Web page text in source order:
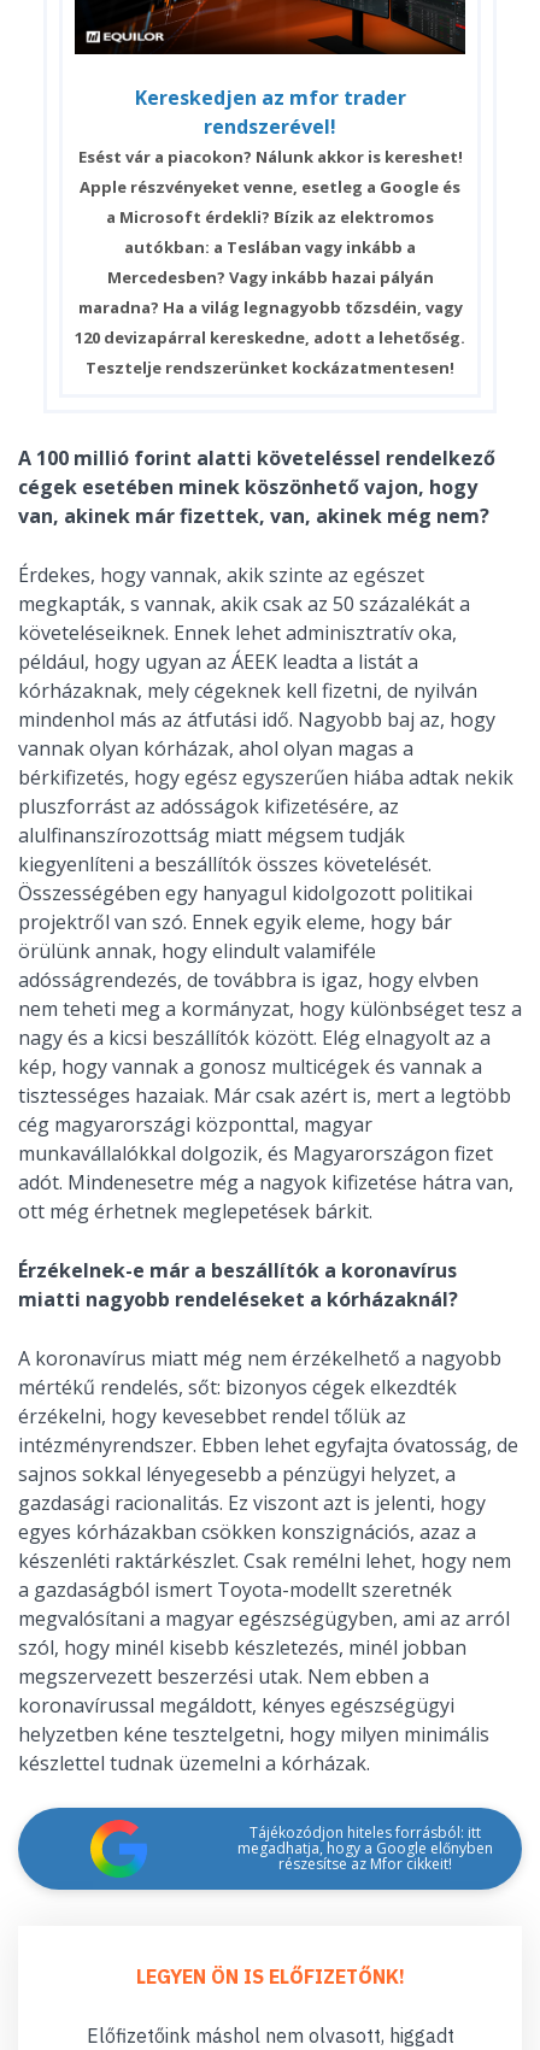
Kereskedjen az mfor trader
rendszerével!
Esést vár a piacokon? Nálunk akkor is kereshet!
Apple részvényeket venne, esetleg a Google és
a Microsoft érdekli? Bízik az elektromos
autókban: a Teslában vagy inkább a
Mercedesben? Vagy inkább hazai pályán
maradna? Ha a világ legnagyobb tőzsdéin, vagy
120 devizapárral kereskedne, adott a lehetőség.
Tesztelje rendszerünket kockázatmentesen!
A 100 millió forint alatti követeléssel rendelkező
cégek esetében minek köszönhető vajon, hogy
van, akinek már fizettek, van, akinek még nem?
Érdekes, hogy vannak, akik szinte az egészet
megkapták, s vannak, akik csak az 50 százalékát a
követeléseiknek. Ennek lehet adminisztratív oka,
például, hogy ugyan az ÁEEK leadta a listát a
kórházaknak, mely cégeknek kell fizetni, de nyilván
mindenhol más az átfutási idő. Nagyobb baj az, hogy
vannak olyan kórházak, ahol olyan magas a
bérkifizetés, hogy egész egyszerűen hiába adtak nekik
pluszforrást az adósságok kifizetésére, az
alulfinanszírozottság miatt mégsem tudják
kiegyenlíteni a beszállítók összes követelését.
Összességében egy hanyagul kidolgozott politikai
projektről van szó. Ennek egyik eleme, hogy bár
örülünk annak, hogy elindult valamiféle
adósságrendezés, de továbbra is igaz, hogy elvben
nem teheti meg a kormányzat, hogy különbséget tesz a
nagy és a kicsi beszállítók között. Elég elnagyolt az a
kép, hogy vannak a gonosz multicégek és vannak a
tisztességes hazaiak. Már csak azért is, mert a legtöbb
cég magyarországi központtal, magyar
munkavállalókkal dolgozik, és Magyarországon fizet
adót. Mindenesetre még a nagyok kifizetése hátra van,
ott még érhetnek meglepetések bárkit.
Érzékelnek-e már a beszállítók a koronavírus
miatti nagyobb rendeléseket a kórházaknál?
A koronavírus miatt még nem érzékelhető a nagyobb
mértékű rendelés, sőt: bizonyos cégek elkezdték
érzékelni, hogy kevesebbet rendel tőlük az
intézményrendszer. Ebben lehet egyfajta óvatosság, de
sajnos sokkal lényegesebb a pénzügyi helyzet, a
gazdasági racionalitás. Ez viszont azt is jelenti, hogy
egyes kórházakban csökken konszignációs, azaz a
készenléti raktárkészlet. Csak remélni lehet, hogy nem
a gazdaságból ismert Toyota-modellt szeretnék
megvalósítani a magyar egészségügyben, ami az arról
szól, hogy minél kisebb készletezés, minél jobban
megszervezett beszerzési utak. Nem ebben a
koronavírussal megáldott, kényes egészségügyi
helyzetben kéne tesztelgetni, hogy milyen minimális
készlettel tudnak üzemelni a kórházak.
Tájékozódjon hiteles forrásból: itt
megadhatja, hogy a Google előnyben
részesítse az Mfor cikkeit!
LEGYEN ÖN IS ELŐFIZETŐNK!
Előfizetőink máshol nem olvasott, higgadt